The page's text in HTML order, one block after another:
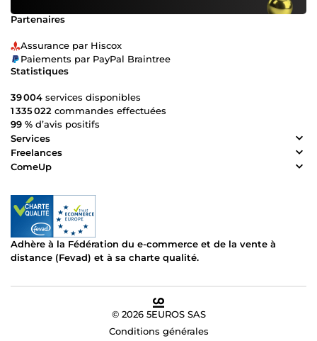
Partenaires
Assurance par Hiscox
Paiements par PayPal Braintree
Statistiques
39 004 services disponibles
1 335 022 commandes effectuées
99 % d’avis positifs
Services
Freelances
ComeUp
Adhère à la Fédération du e-commerce et de la vente à
distance (Fevad) et à sa charte qualité.
© 2026 5EUROS SAS
Conditions générales